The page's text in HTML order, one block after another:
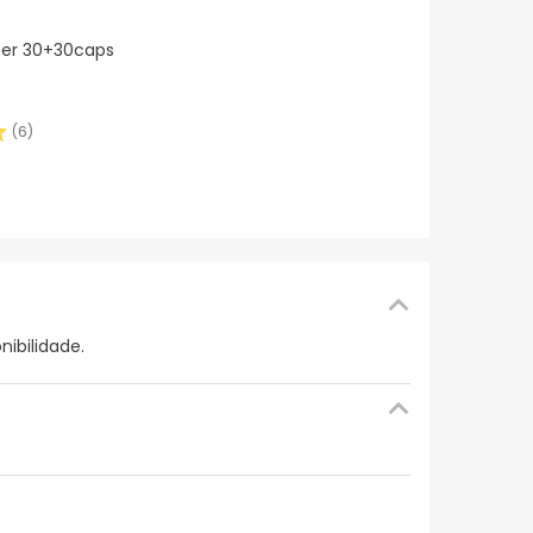
30+30caps
(6)